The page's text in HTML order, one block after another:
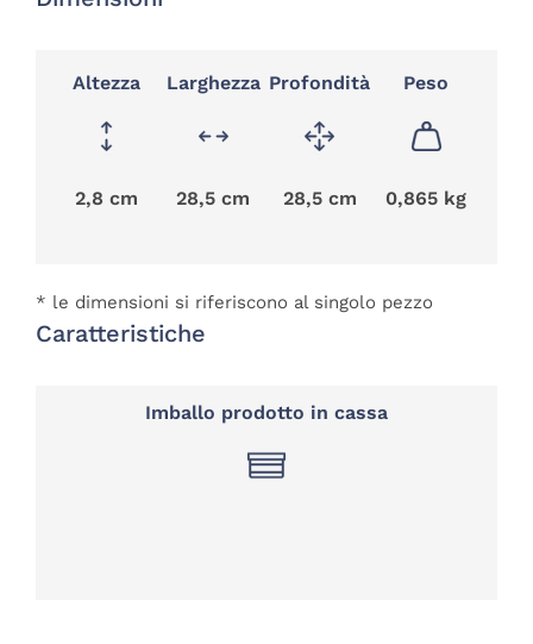
Altezza
2,8 cm
Larghezza
28,5 cm
Profondità
28,5 cm
Peso
0,865 kg
* le dimensioni si riferiscono al singolo pezzo
Caratteristiche
Imballo prodotto in cassa